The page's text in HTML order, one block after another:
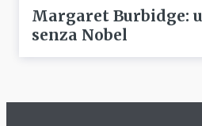
Margaret Burbidge:
senza Nobel